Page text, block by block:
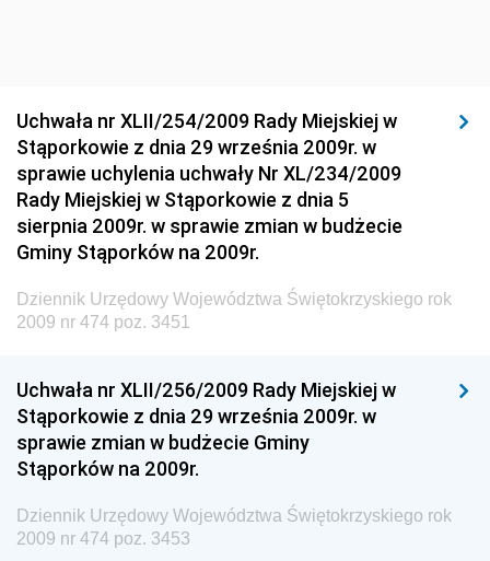
Środowiska
Dziennik Urzędowy Ministerstwa Administracji,
Gospodarki Terenowej i Ochrony Środowiska
Dziennik Urzędowy Ministerstwa Administracji i
Gospodarki Przestrzennej
Dziennik Urzędowy Unii Europejskiej, L
Dziennik Urzędowy Ministerstwa Komunikacji
Chemicznego i Lekkiego
Dziennik Urzędowy Ministerstwa Rolnictwa i
Gospodarki Żywnościowej
Społecznej
Dziennik Urzędowy Ministra Cyfryzacji
Uchwała nr XLII/254/2009 Rady Miejskiej w
Stąporkowie z dnia 29 września 2009r. w
sprawie uchylenia uchwały Nr XL/234/2009
Rady Miejskiej w Stąporkowie z dnia 5
sierpnia 2009r. w sprawie zmian w budżecie
Gminy Stąporków na 2009r.
Dziennik Urzędowy Województwa Świętokrzyskiego rok
2009 nr 474 poz. 3451
Uchwała nr XLII/256/2009 Rady Miejskiej w
Stąporkowie z dnia 29 września 2009r. w
sprawie zmian w budżecie Gminy
Stąporków na 2009r.
Dziennik Urzędowy Województwa Świętokrzyskiego rok
2009 nr 474 poz. 3453